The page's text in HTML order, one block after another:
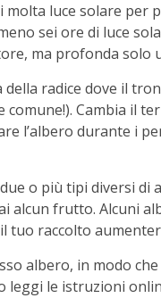
luce solare per
sei ore di luce
ma profonda solo
radice dove il
Cambia il
l’albero durante i
o più tipi diversi di
alcun frutto. Alcuni
tuo raccolto
albero, in modo
leggi le istruzioni